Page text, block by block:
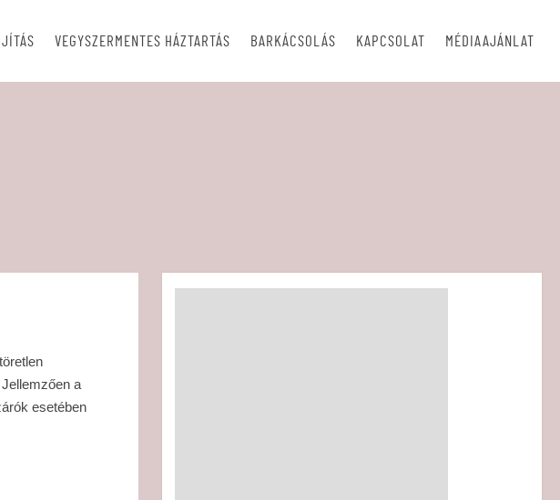
VEGYSZERMENTES HÁZTARTÁS BARKÁCSOLÁS KAPCSOLAT MÉDIAAJÁNLAT
a
esetében